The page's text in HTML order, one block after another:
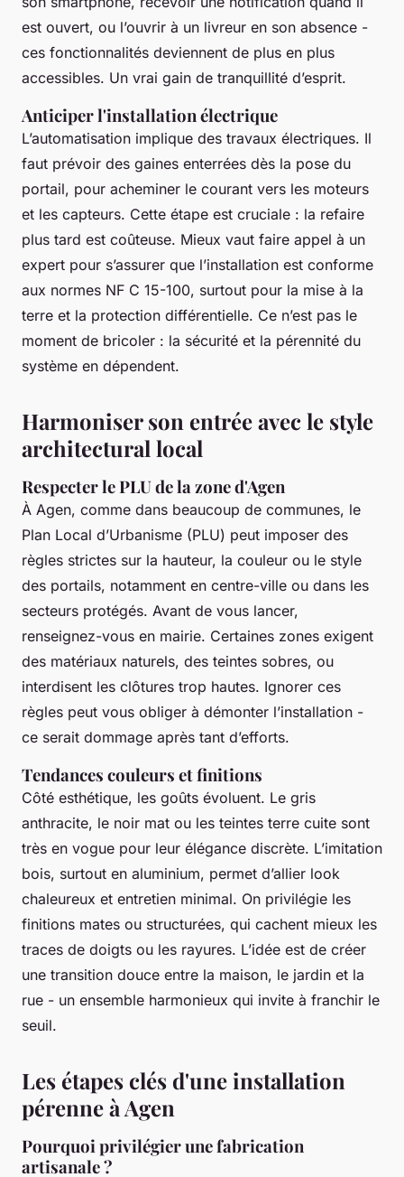
est ouvert, ou l’ouvrir à un livreur en son absence -
ces fonctionnalités deviennent de plus en plus
accessibles. Un vrai gain de tranquillité d’esprit.
Anticiper l'installation électrique
L’automatisation implique des travaux électriques. Il
faut prévoir des gaines enterrées dès la pose du
portail, pour acheminer le courant vers les moteurs
et les capteurs. Cette étape est cruciale : la refaire
plus tard est coûteuse. Mieux vaut faire appel à un
expert pour s’assurer que l’installation est conforme
aux normes NF C 15-100, surtout pour la mise à la
terre et la protection différentielle. Ce n’est pas le
moment de bricoler : la sécurité et la pérennité du
système en dépendent.
Harmoniser son entrée avec le style
architectural local
Respecter le PLU de la zone d'Agen
À Agen, comme dans beaucoup de communes, le
Plan Local d’Urbanisme (PLU) peut imposer des
règles strictes sur la hauteur, la couleur ou le style
des portails, notamment en centre-ville ou dans les
secteurs protégés. Avant de vous lancer,
renseignez-vous en mairie. Certaines zones exigent
des matériaux naturels, des teintes sobres, ou
interdisent les clôtures trop hautes. Ignorer ces
règles peut vous obliger à démonter l’installation -
ce serait dommage après tant d’efforts.
Tendances couleurs et finitions
Côté esthétique, les goûts évoluent. Le gris
anthracite, le noir mat ou les teintes terre cuite sont
très en vogue pour leur élégance discrète. L’imitation
bois, surtout en aluminium, permet d’allier look
chaleureux et entretien minimal. On privilégie les
finitions mates ou structurées, qui cachent mieux les
traces de doigts ou les rayures. L’idée est de créer
une transition douce entre la maison, le jardin et la
rue - un ensemble harmonieux qui invite à franchir le
seuil.
Les étapes clés d'une installation
pérenne à Agen
Pourquoi privilégier une fabrication
artisanale ?